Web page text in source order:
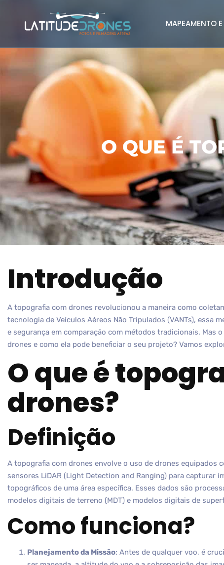
MAPEAMENTO
O QUE É
Introdução
A topografia com drones revolucionou a maneira como
tecnologia de Veículos Aéreos Não Tripulados (VANTs), essa
e segurança em comparação com métodos tradicionais. Mas
drones e como ela pode beneficiar o seu projeto? Vamos
O que é
drones?
Definição
A topografia com drones envolve o uso de drones equipados
sensores LiDAR (Light Detection and Ranging) para capturar
topográficos de uma área específica. Esses dados são
modelos digitais de terreno (MDT) e modelos digitais de
Como funciona?
Planejamento da Missão: Antes de qualquer voo, é